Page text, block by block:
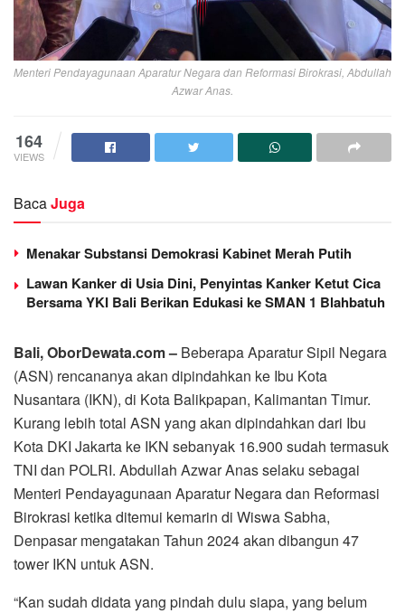
Menteri Pendayagunaan Aparatur Negara dan Reformasi Birokrasi, Abdullah
Azwar Anas.
164
VIEWS
BacaJuga
Menakar Substansi Demokrasi Kabinet Merah Putih
Lawan Kanker di Usia Dini, Penyintas Kanker Ketut Cica
Bersama YKI Bali Berikan Edukasi ke SMAN 1 Blahbatuh
Bali, OborDewata.com – Beberapa Aparatur Sipil Negara
(ASN) rencananya akan dipindahkan ke Ibu Kota
Nusantara (IKN), di Kota Balikpapan, Kalimantan Timur.
Kurang lebih total ASN yang akan dipindahkan dari Ibu
Kota DKI Jakarta ke IKN sebanyak 16.900 sudah termasuk
TNI dan POLRI. Abdullah Azwar Anas selaku sebagai
Menteri Pendayagunaan Aparatur Negara dan Reformasi
Birokrasi ketika ditemui kemarin di Wiswa Sabha,
Denpasar mengatakan Tahun 2024 akan dibangun 47
tower IKN untuk ASN.
“Kan sudah didata yang pindah dulu siapa, yang belum